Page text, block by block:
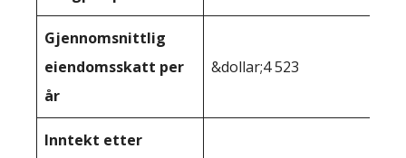
Gjennomsnittlig
eiendomsskatt per
år
&dollar;4 523
Inntekt etter